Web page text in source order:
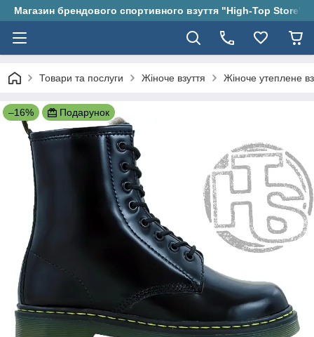
Магазин брендового спортивного взуття "High-Top Store"
Товари та послуги Жіноче взуття Жіноче утеплене
–16% Подарунок